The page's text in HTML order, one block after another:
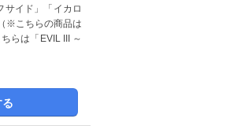
サイド」「イカロ
※こちらの商品は
らは「EVIL III ～
る